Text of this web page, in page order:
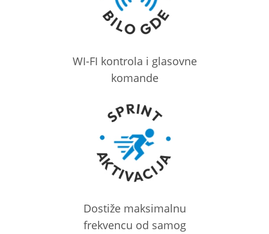
WI-FI kontrola i glasovne
komande
Dostiže maksimalnu
frekvencu od samog